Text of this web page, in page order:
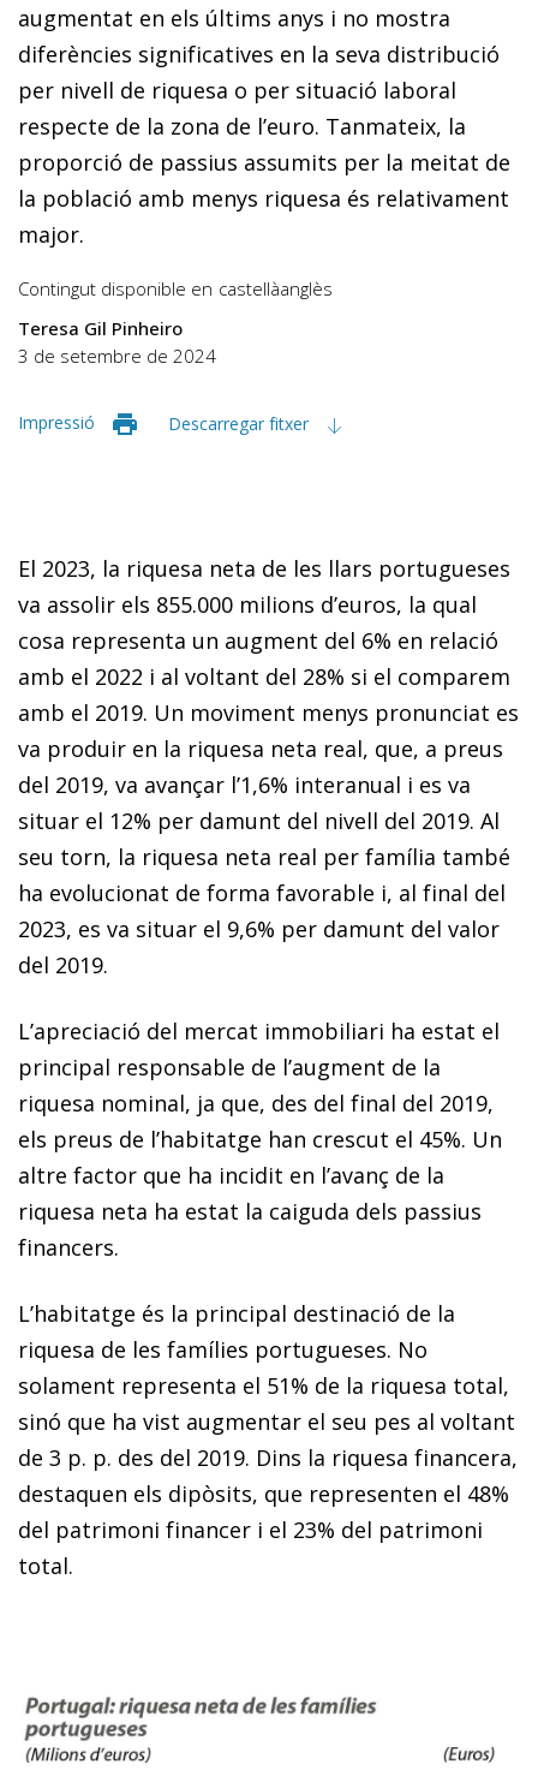
augmentat en els últims anys i no mostra
diferències significatives en la seva distribució
per nivell de riquesa o per situació laboral
respecte de la zona de l’euro. Tanmateix, la
proporció de passius assumits per la meitat de
la població amb menys riquesa és relativament
major.
Contingut disponible en castellàanglès
Teresa Gil Pinheiro
3 de setembre de 2024
Impressió Descarregar fitxer
El 2023, la riquesa neta de les llars portugueses
va assolir els 855.000 milions d’euros, la qual
cosa representa un augment del 6% en relació
amb el 2022 i al voltant del 28% si el comparem
amb el 2019. Un moviment menys pronunciat es
va produir en la riquesa neta real, que, a preus
del 2019, va avançar l’1,6% interanual i es va
situar el 12% per damunt del nivell del 2019. Al
seu torn, la riquesa neta real per família també
ha evolucionat de forma favorable i, al final del
2023, es va situar el 9,6% per damunt del valor
del 2019.
L’apreciació del mercat immobiliari ha estat el
principal responsable de l’augment de la
riquesa nominal, ja que, des del final del 2019,
els preus de l’habitatge han crescut el 45%. Un
altre factor que ha incidit en l’avanç de la
riquesa neta ha estat la caiguda dels passius
financers.
L’habitatge és la principal destinació de la
riquesa de les famílies portugueses. No
solament representa el 51% de la riquesa total,
sinó que ha vist augmentar el seu pes al voltant
de 3 p. p. des del 2019. Dins la riquesa financera,
destaquen els dipòsits, que representen el 48%
del patrimoni financer i el 23% del patrimoni
total.